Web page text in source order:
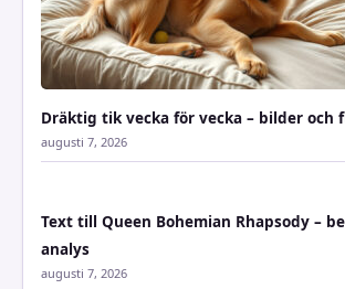
Dräktig tik vecka för vecka – bilder och
augusti 7, 2026
Text till Queen Bohemian Rhapsody –
analys
augusti 7, 2026